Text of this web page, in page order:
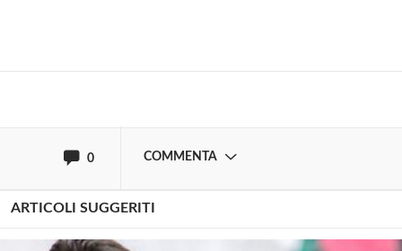
0 COMMENTA
ARTICOLI SUGGERITI